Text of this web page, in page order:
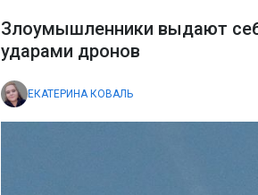
Злоумышленники выдают
ударами дронов
ЕКАТЕРИНА КОВАЛЬ